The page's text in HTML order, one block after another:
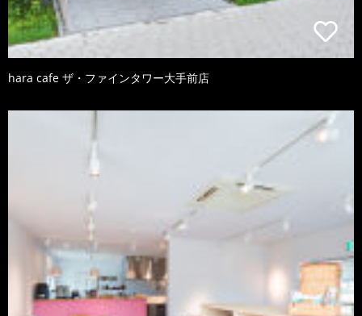
hara cafe ザ・ファインタワー大手前店